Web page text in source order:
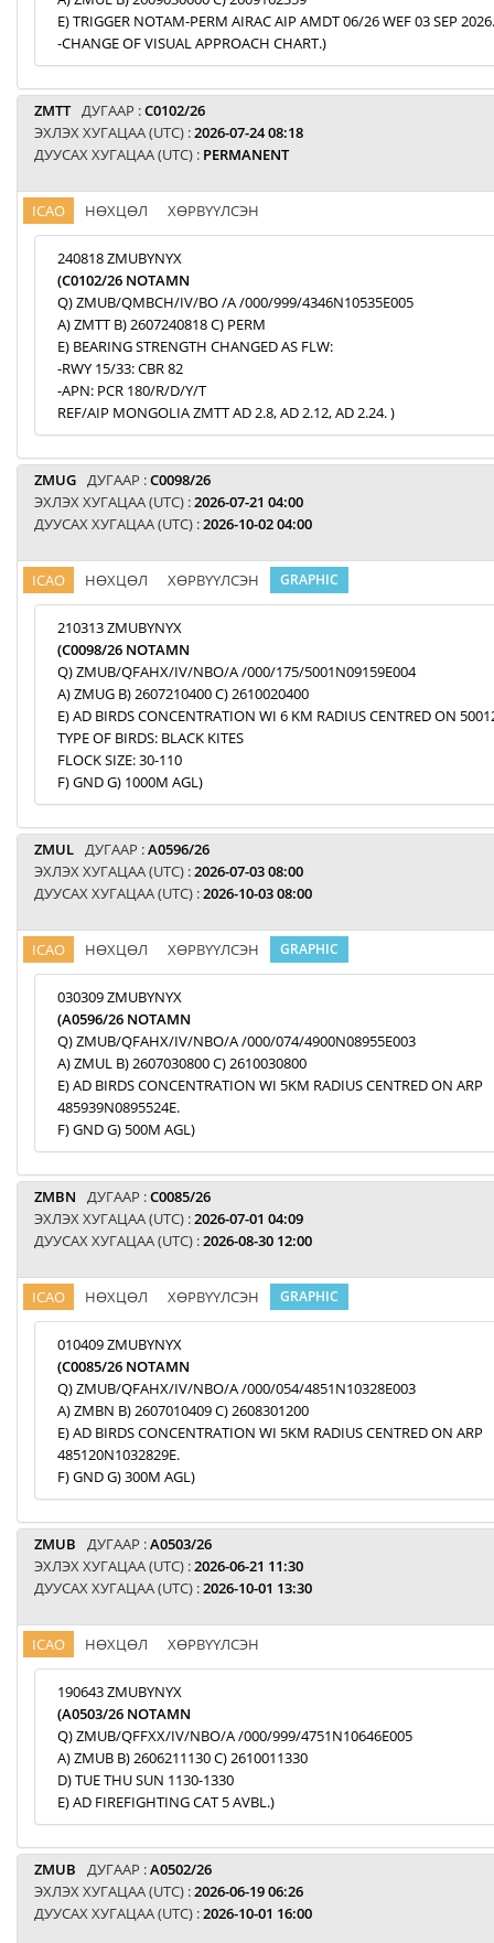
E) TRIGGER NOTAM-PERM AIRAC AIP AMDT 06/26 WEF 03 SEP 2026.
-CHANGE OF VISUAL APPROACH CHART.)
ZMTT ДУГААР :C0102/26
ЭХЛЭХ ХУГАЦАА (UTC) :2026-07-24 08:18
ДУУСАХ ХУГАЦАА (UTC) : PERMANENT
ICAO НӨХЦӨЛ ХӨРВҮҮЛСЭН
240818 ZMUBYNYX
(C0102/26 NOTAMN
Q) ZMUB/QMBCH/IV/BO /A /000/999/4346N10535E005
A) ZMTT B) 2607240818 C) PERM
E) BEARING STRENGTH CHANGED AS FLW:
-RWY 15/33: CBR 82
-APN: PCR 180/R/D/Y/T
REF/AIP MONGOLIA ZMTT AD 2.8, AD 2.12, AD 2.24. )
ZMUG ДУГААР :C0098/26
ЭХЛЭХ ХУГАЦАА (UTC) :2026-07-21 04:00
ДУУСАХ ХУГАЦАА (UTC) :2026-10-02 04:00
ICAO НӨХЦӨЛ ХӨРВҮҮЛСЭН GRAPHIC
210313 ZMUBYNYX
(C0098/26 NOTAMN
Q) ZMUB/QFAHX/IV/NBO/A /000/175/5001N09159E004
A) ZMUG B) 2607210400 C) 2610020400
E) AD BIRDS CONCENTRATION WI 6 KM RADIUS CENTRED ON
TYPE OF BIRDS: BLACK KITES
FLOCK SIZE: 30-110
F) GND G) 1000M AGL)
ZMUL ДУГААР :A0596/26
ЭХЛЭХ ХУГАЦАА (UTC) :2026-07-03 08:00
ДУУСАХ ХУГАЦАА (UTC) :2026-10-03 08:00
ICAO НӨХЦӨЛ ХӨРВҮҮЛСЭН GRAPHIC
030309 ZMUBYNYX
(A0596/26 NOTAMN
Q) ZMUB/QFAHX/IV/NBO/A /000/074/4900N08955E003
A) ZMUL B) 2607030800 C) 2610030800
E) AD BIRDS CONCENTRATION WI 5KM RADIUS CENTRED ON ARP
485939N0895524E.
F) GND G) 500M AGL)
ZMBN ДУГААР :C0085/26
ЭХЛЭХ ХУГАЦАА (UTC) :2026-07-01 04:09
ДУУСАХ ХУГАЦАА (UTC) :2026-08-30 12:00
ICAO НӨХЦӨЛ ХӨРВҮҮЛСЭН GRAPHIC
010409 ZMUBYNYX
(C0085/26 NOTAMN
Q) ZMUB/QFAHX/IV/NBO/A /000/054/4851N10328E003
A) ZMBN B) 2607010409 C) 2608301200
E) AD BIRDS CONCENTRATION WI 5KM RADIUS CENTRED ON ARP
485120N1032829E.
F) GND G) 300M AGL)
ZMUB ДУГААР :A0503/26
ЭХЛЭХ ХУГАЦАА (UTC) :2026-06-21 11:30
ДУУСАХ ХУГАЦАА (UTC) :2026-10-01 13:30
ICAO НӨХЦӨЛ ХӨРВҮҮЛСЭН
190643 ZMUBYNYX
(A0503/26 NOTAMN
Q) ZMUB/QFFXX/IV/NBO/A /000/999/4751N10646E005
A) ZMUB B) 2606211130 C) 2610011330
D) TUE THU SUN 1130-1330
E) AD FIREFIGHTING CAT 5 AVBL.)
ZMUB ДУГААР :A0502/26
ЭХЛЭХ ХУГАЦАА (UTC) :2026-06-19 06:26
ДУУСАХ ХУГАЦАА (UTC) :2026-10-01 16:00